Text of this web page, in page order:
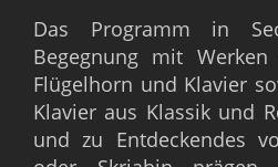
Das Programm in
Begegnung mit
Flügelhorn und Klavier
Klavier aus Klassik und
und zu Entdeckendes